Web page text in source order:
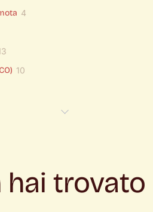
4
10
hai